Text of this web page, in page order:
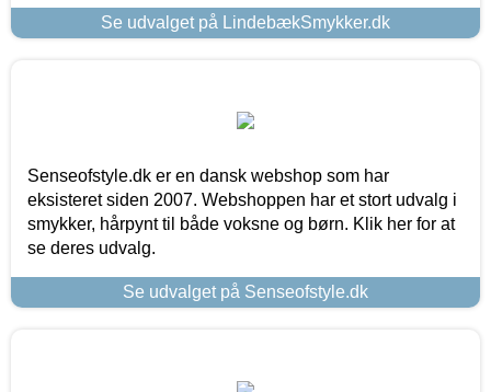
Se udvalget på LindebækSmykker.dk
Senseofstyle.dk er en dansk webshop som har
eksisteret siden 2007. Webshoppen har et stort udvalg i
smykker, hårpynt til både voksne og børn. Klik her for at
se deres udvalg.
Se udvalget på Senseofstyle.dk